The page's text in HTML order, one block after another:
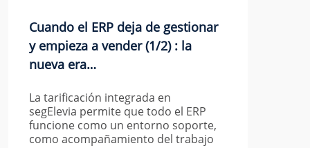
Cuando el ERP deja de gestionar
y empieza a vender (1/2) : la
nueva era…
La tarificación integrada en
segElevia permite que todo el ERP
funcione como un entorno soporte,
como acompañamiento del trabajo